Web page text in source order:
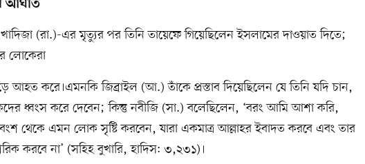
আঘাত
(রা.)-এর মৃত্যুর পর তিনি তায়েফে গিয়েছিলেন ইসলামের দাওয়াত দিতে;
লোকেরা
আহত করে।এমনকি জিব্রাইল (আ.) তাঁকে প্রস্তাব দিয়েছিলেন যে তিনি যদি চান,
ধ্বংস করে দেবেন; কিন্তু নবীজি (সা.) বলেছিলেন, ‘বরং আমি আশা করি,
থেকে এমন লোক সৃষ্টি করবেন, যারা একমাত্র আল্লাহর ইবাদত করবে এবং তার
করবে না’ (সহিহ বুখারি, হাদিস: ৩,২৩১)।